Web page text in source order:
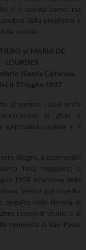
si è spenta come una
dalla preghiera e
sorelle
sr MARIA DE
LOURDES
(Santa Caterina,
il 27 luglio 1937
al sorriso, i suoi occhi
la gioia e
spiritualità paolina e il
Alegre, a quattordici
l’età maggiore, a
1958 emetteva nella
Veniva poi inserita
seguito nella libreria di
tempo di studio e di
comunità di São Paulo